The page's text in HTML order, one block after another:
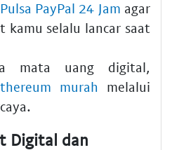
PayPal 24 Jam agar
kamu selalu lancar saat
mata uang digital,
murah melalui
Digital dan